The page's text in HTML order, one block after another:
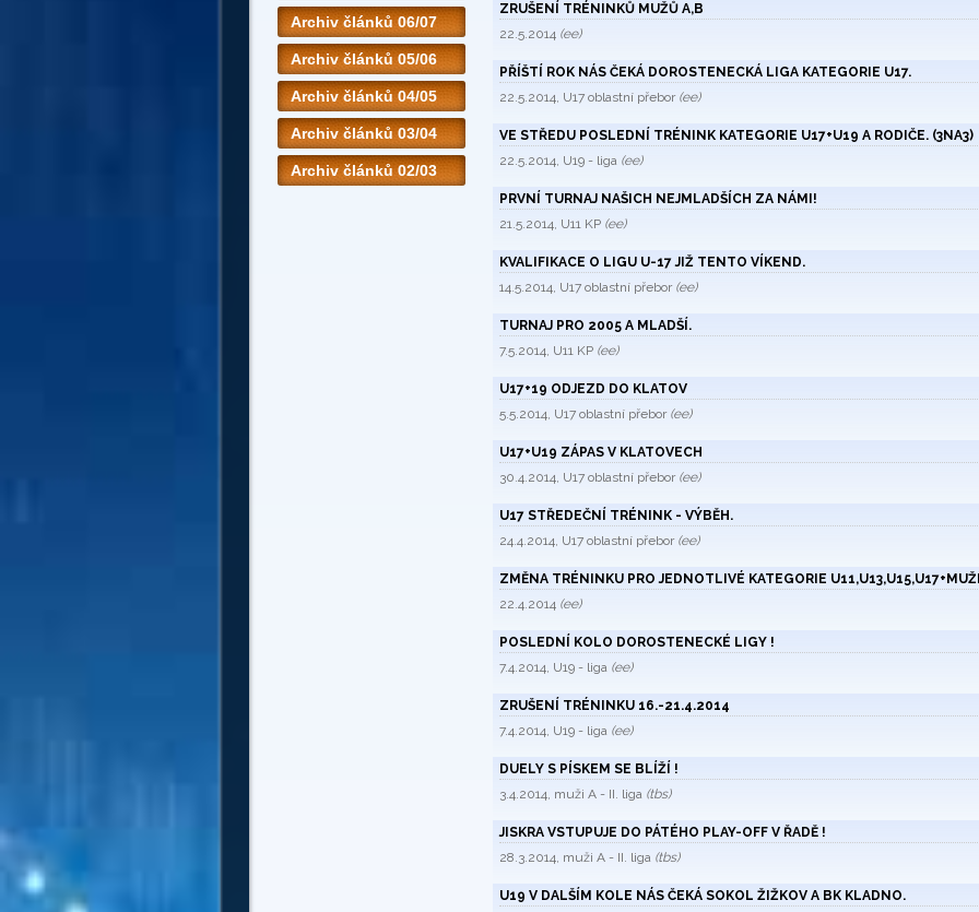
Archiv článků 06/07
Archiv článků 05/06
Archiv článků 04/05
Archiv článků 03/04
Archiv článků 02/03
ZRUŠENÍ TRÉNINKŮ MUŽŮ A,B
22.5.2014 (ee)
PŘÍŠTÍ ROK NÁS ČEKÁ DOROSTENECKÁ LIGA KATEGORIE U17.
22.5.2014, U17 oblastní přebor (ee)
VE STŘEDU POSLEDNÍ TRÉNINK KATEGORIE U17+U19 A RODIČE. (3NA3)
22.5.2014, U19 - liga (ee)
PRVNÍ TURNAJ NAŠICH NEJMLADŠÍCH ZA NÁMI!
21.5.2014, U11 KP (ee)
KVALIFIKACE O LIGU U-17 JIŽ TENTO VÍKEND.
14.5.2014, U17 oblastní přebor (ee)
TURNAJ PRO 2005 A MLADŠÍ.
7.5.2014, U11 KP (ee)
U17+19 ODJEZD DO KLATOV
5.5.2014, U17 oblastní přebor (ee)
U17+U19 ZÁPAS V KLATOVECH
30.4.2014, U17 oblastní přebor (ee)
U17 STŘEDEČNÍ TRÉNINK - VÝBĚH.
24.4.2014, U17 oblastní přebor (ee)
ZMĚNA TRÉNINKU PRO JEDNOTLIVÉ KATEGORIE
22.4.2014 (ee)
POSLEDNÍ KOLO DOROSTENECKÉ LIGY !
7.4.2014, U19 - liga (ee)
ZRUŠENÍ TRÉNINKU 16.-21.4.2014
7.4.2014, U19 - liga (ee)
DUELY S PÍSKEM SE BLÍŽÍ !
3.4.2014, muži A - II. liga (tbs)
JISKRA VSTUPUJE DO PÁTÉHO PLAY-OFF V ŘADĚ !
28.3.2014, muži A - II. liga (tbs)
U19 V DALŠÍM KOLE NÁS ČEKÁ SOKOL ŽIŽKOV A BK KLADNO.